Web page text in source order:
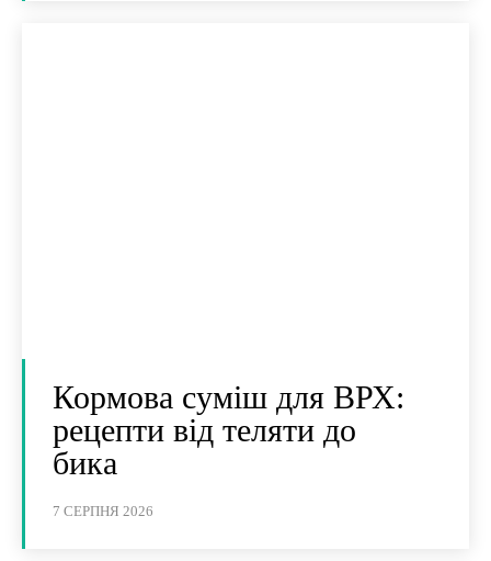
Кормова суміш для ВРХ:
рецепти від теляти до
бика
7 СЕРПНЯ 2026